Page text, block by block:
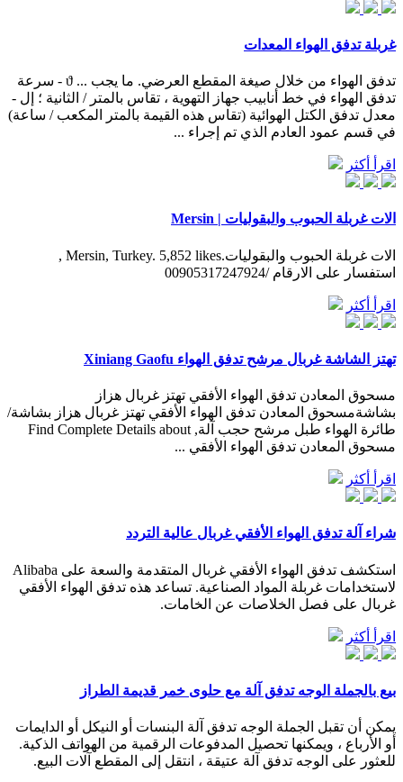
غربلة تدفق الهواء المعدات
تدفق الهواء من خلال صيغة المقطع العرضي. ما يجب ... ϑ - سرعة
تدفق الهواء في خط أنابيب جهاز التهوية ، تقاس بالمتر / الثانية ؛ إل -
معدل تدفق الكتل الهوائية (تقاس هذه القيمة بالمتر المكعب / ساعة)
في قسم عمود العادم الذي تم إجراء ...
اقرأ أكثر
الات غربلة الحبوب والبقوليات | Mersin
‎الات غربلة الحبوب والبقوليات‎, Mersin, Turkey. 5,852 likes.
اقرأ أكثر
تهتز الشاشة غربال مرشح تدفق الهواء Xiniang Gaofu
مسحوق المعادن تدفق الهواء الأفقي تهتز غربال هزاز
بشاشةمسحوق المعادن تدفق الهواء الأفقي تهتز غربال هزاز بشاشة/
طائرة الهواء طبل مرشح حجب آلة, Find Complete Details about
مسحوق المعادن تدفق الهواء الأفقي ...
اقرأ أكثر
شراء آلة تدفق الهواء الأفقي غربال عالية التردد
استكشف تدفق الهواء الأفقي غربال المتقدمة والسعة على Alibaba
لاستخدامات غربلة المواد الصناعية. تساعد هذه تدفق الهواء الأفقي
غربال على فصل الخلاصات عن الخامات.
اقرأ أكثر
بيع بالجملة الوجه تدفق آلة مع حلوى خمر قديمة الطراز
يمكن أن تقبل الجملة الوجه تدفق آلة البنسات أو النيكل أو الدايمات
أو الأرباع ، ويمكنها تحصيل المدفوعات الرقمية من الهواتف الذكية.
للعثور على الوجه تدفق آلة عتيقة ، انتقل إلى المقطع آلات البيع.